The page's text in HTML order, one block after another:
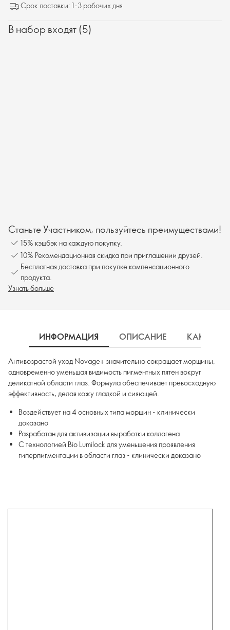
Срок поставки: 1-3 рабочих дня
В набор входят (5)
Станьте Участником, пользуйтесь преимуществами!
15% кэшбэк на каждую покупку.
10% Рекомендационная скидка при приглашении друзей.
Бесплатная доставка при покупке компенсационного
продукта.
Узнать больше
ИНФОРМАЦИЯ ОПИСАНИЕ КАК
Антивозрастой уход Novage+ значительно сокращает морщины,
одновременно уменьшая видимость пигментных пятен вокруг
деликатной области глаз. Формула обеспечивает превосходную
эффективность, делая кожу гладкой и сияющей.
Воздействует на 4 основных типа морщин - клинически
доказано
Разработан для активизации выработки коллагена
С технологией Bio Lumilock для уменьшения проявления
гиперпигментации в области глаз - клинически доказано